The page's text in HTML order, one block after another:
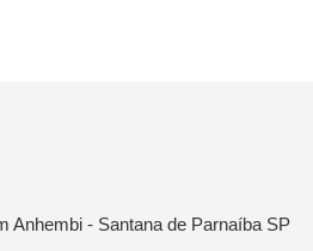
Anhembi - Santana de Parnaíba SP